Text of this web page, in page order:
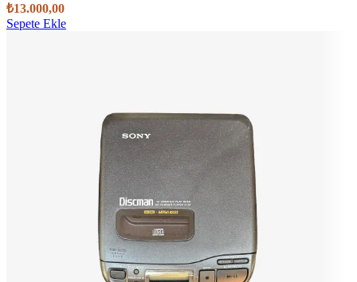
₺13.000,00
Sepete Ekle